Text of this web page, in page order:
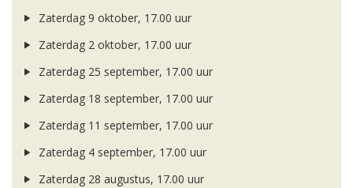
Zaterdag 9 oktober, 17.00 uur
Zaterdag 2 oktober, 17.00 uur
Zaterdag 25 september, 17.00 uur
Zaterdag 18 september, 17.00 uur
Zaterdag 11 september, 17.00 uur
Zaterdag 4 september, 17.00 uur
Zaterdag 28 augustus, 17.00 uur